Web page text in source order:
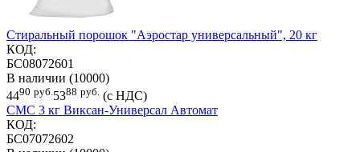
Стиральный порошок "Аэростар универсальный", 20 кг
КОД:
БС08072601
В наличии (10000)
4490 руб.5388 руб. (с НДС)
СМС 3 кг Виксан-Универсал Автомат
КОД:
БС07072602